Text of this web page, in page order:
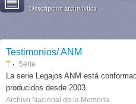
Descripción archivística
Testimonios/ ANM
T Serie
La serie Legajos ANM está
producidos desde 2003.
Archivo Nacional de la Memoria